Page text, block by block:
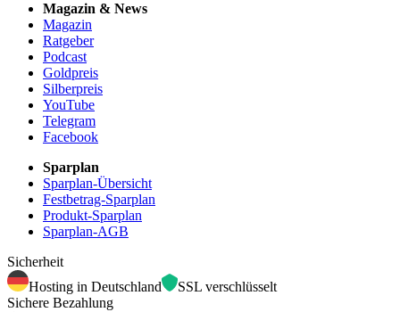
Magazin & News
Magazin
Ratgeber
Podcast
Goldpreis
Silberpreis
YouTube
Telegram
Facebook
Sparplan
Sparplan-Übersicht
Festbetrag-Sparplan
Produkt-Sparplan
Sparplan-AGB
Sicherheit
Hosting in Deutschland
SSL verschlüsselt
Sichere Bezahlung